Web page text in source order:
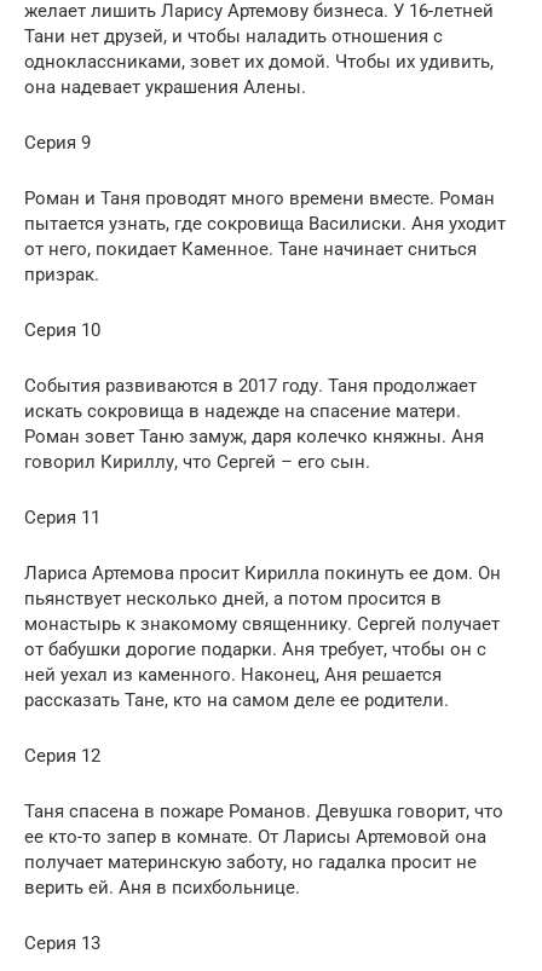
желает лишить Ларису Артемову бизнеса. У 16-летней
Тани нет друзей, и чтобы наладить отношения с
одноклассниками, зовет их домой. Чтобы их удивить,
она надевает украшения Алены.
Серия 9
Роман и Таня проводят много времени вместе. Роман
пытается узнать, где сокровища Василиски. Аня уходит
от него, покидает Каменное. Тане начинает сниться
призрак.
Серия 10
События развиваются в 2017 году. Таня продолжает
искать сокровища в надежде на спасение матери.
Роман зовет Таню замуж, даря колечко княжны. Аня
говорил Кириллу, что Сергей – его сын.
Серия 11
Лариса Артемова просит Кирилла покинуть ее дом. Он
пьянствует несколько дней, а потом просится в
монастырь к знакомому священнику. Сергей получает
от бабушки дорогие подарки. Аня требует, чтобы он с
ней уехал из каменного. Наконец, Аня решается
рассказать Тане, кто на самом деле ее родители.
Серия 12
Таня спасена в пожаре Романов. Девушка говорит, что
ее кто-то запер в комнате. От Ларисы Артемовой она
получает материнскую заботу, но гадалка просит не
верить ей. Аня в психбольнице.
Серия 13